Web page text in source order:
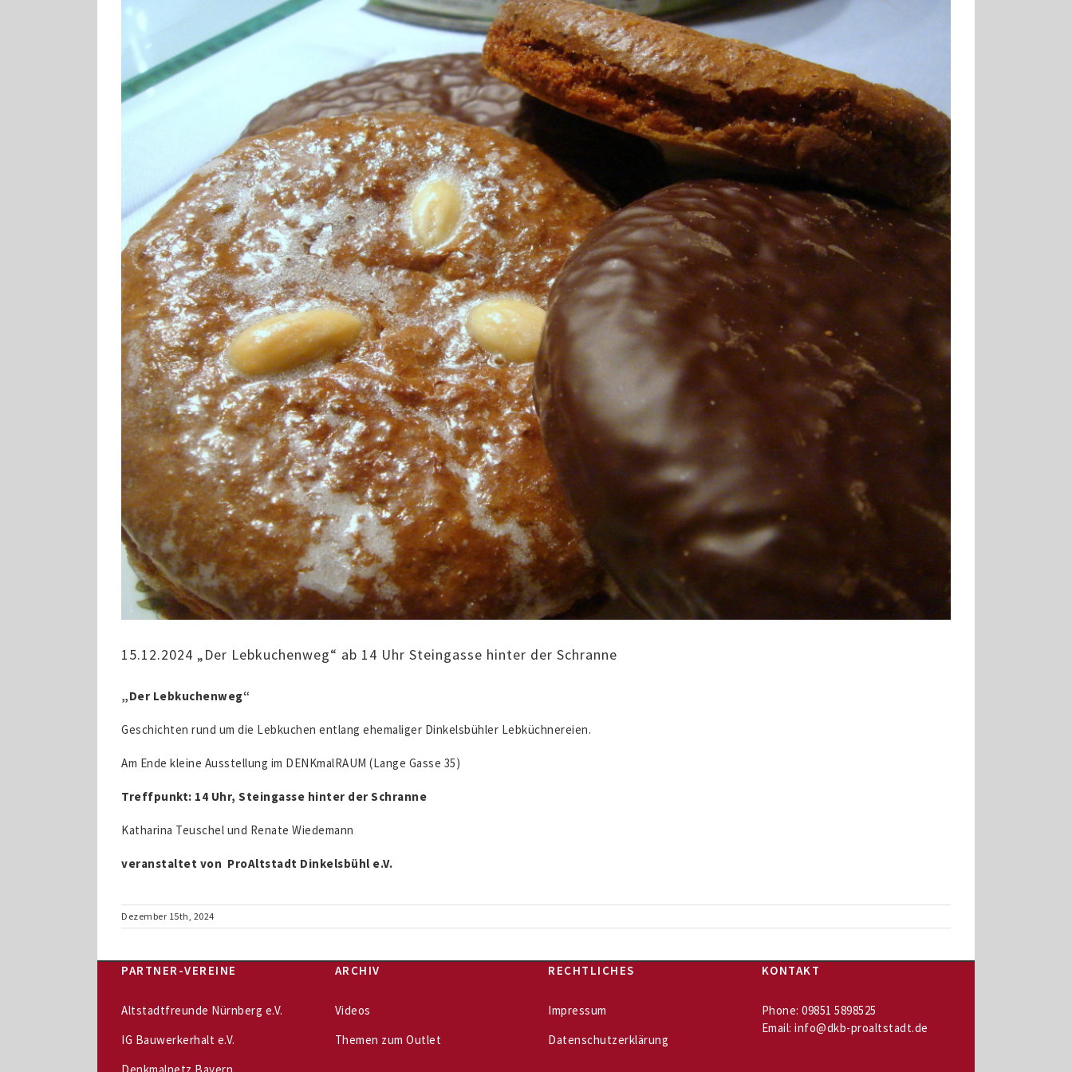
Zeige
15.12.2024 „Der Lebkuchenweg“ ab 14 Uhr Steingasse hinter der Schranne
„Der Lebkuchenweg“
Geschichten rund um die Lebkuchen entlang ehemaliger Dinkelsbühler Lebküchnereien.
Am Ende kleine Ausstellung im DENKmalRAUM (Lange Gasse 35)
Treffpunkt: 14 Uhr, Steingasse hinter der Schranne
Katharina Teuschel und Renate Wiedemann
veranstaltet von ProAltstadt Dinkelsbühl e.V.
Dezember 15th, 2024
PARTNER-VEREINE
Altstadtfreunde Nürnberg e.V.
IG Bauwerkerhalt e.V.
ARCHIV
Videos
Themen zum Outlet
RECHTLICHES
Impressum
Datenschutzerklärung
KONTAKT
Phone: 09851 5898525
Email: info@dkb-proaltstadt.de